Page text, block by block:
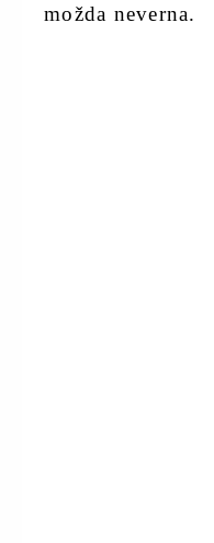
možda neverna.